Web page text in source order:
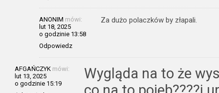
ANONIM mówi:
lut 18, 2025
o godzinie 13:58
Odpowiedz
Za dużo polaczków by złapali.
AFGAŃCZYK mówi:
lut 13, 2025
o godzinie 15:19
Wygląda na to że